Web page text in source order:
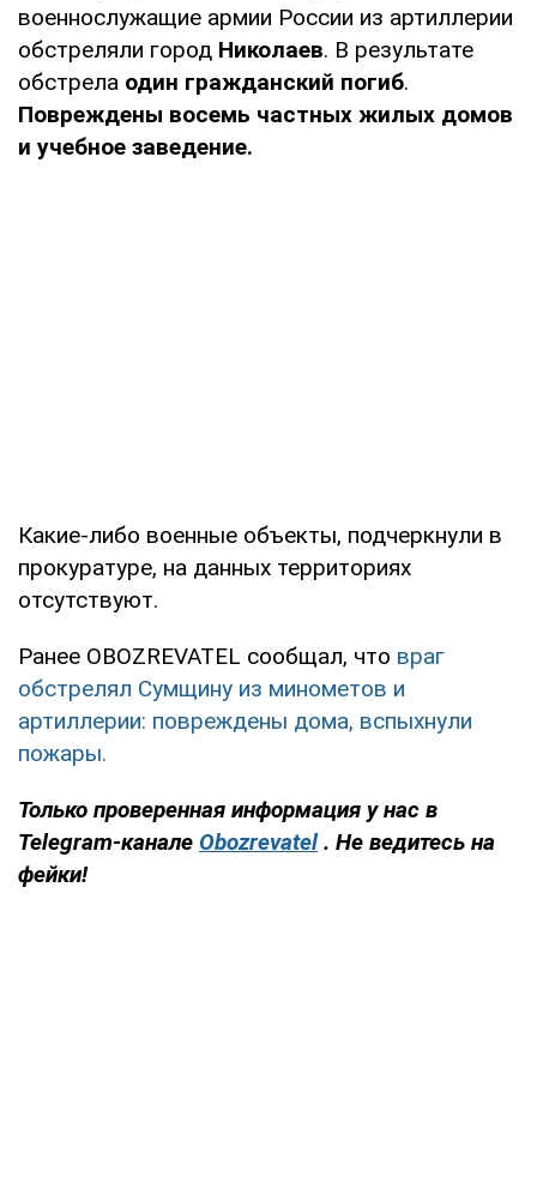
военнослужащие армии России из артиллерии
обстреляли город Николаев. В результате
обстрела один гражданский погиб.
Повреждены восемь частных жилых домов
и учебное заведение.
Какие-либо военные объекты, подчеркнули в
прокуратуре, на данных территориях
отсутствуют.
Ранее OBOZREVATEL сообщал, что враг
обстрелял Сумщину из минометов и
артиллерии: повреждены дома, вспыхнули
пожары.
Только проверенная информация у нас в
Telegram-канале Obozrevatel . Не ведитесь на
фейки!